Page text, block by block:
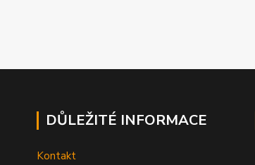
DŮLEŽITÉ INFORMACE
Kontakt